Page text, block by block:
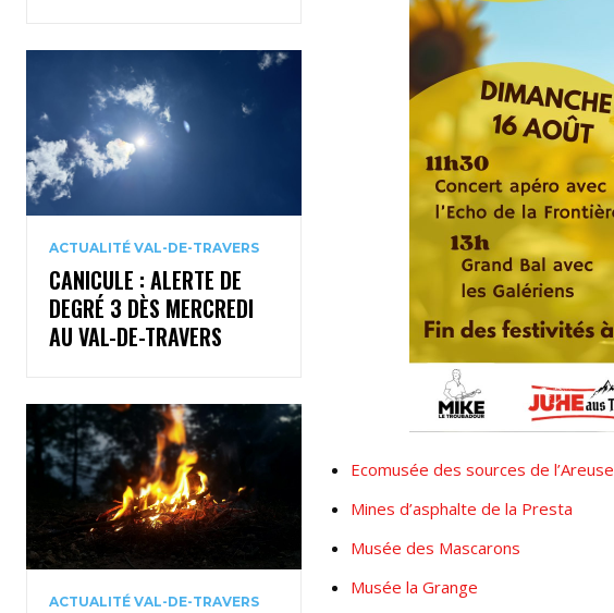
ACTUALITÉ VAL-DE-TRAVERS
CANICULE : ALERTE DE
DEGRÉ 3 DÈS MERCREDI
AU VAL-DE-TRAVERS
ACTUALITÉ VAL-DE-TRAVERS
Ecomusée des sources de l’Areuse
Mines d’asphalte de la Presta
Musée des Mascarons
Musée la Grange